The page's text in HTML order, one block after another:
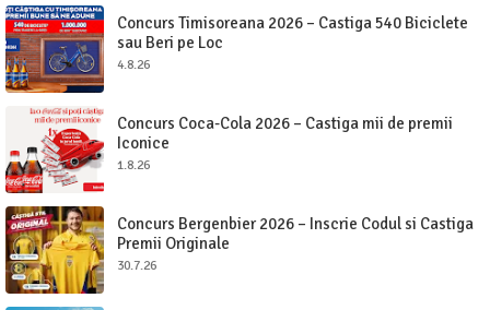
Concurs Timisoreana 2026 – Castiga 540 Biciclete
sau Beri pe Loc
4.8.26
Concurs Coca-Cola 2026 – Castiga mii de premii
Iconice
1.8.26
Concurs Bergenbier 2026 – Inscrie Codul si Castiga
Premii Originale
30.7.26